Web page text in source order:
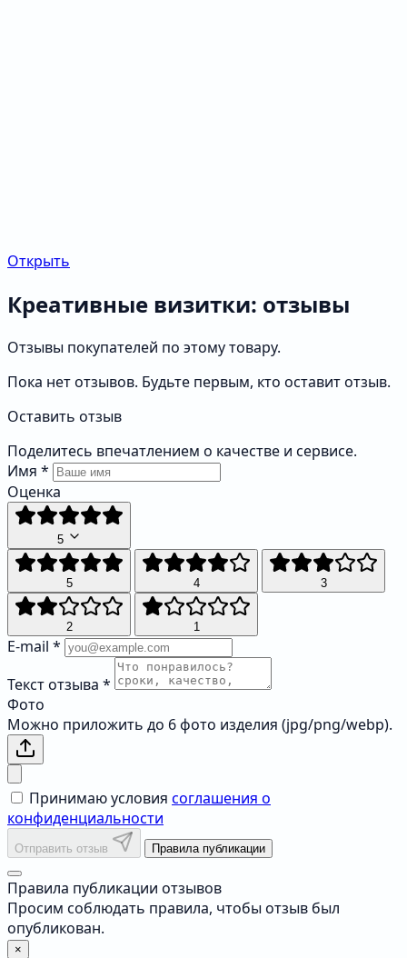
Открыть
Креативные визитки: отзывы
Отзывы покупателей по этому товару.
Пока нет отзывов. Будьте первым, кто оставит отзыв.
Оставить отзыв
Поделитесь впечатлением о качестве и сервисе.
Имя *
Оценка
5
5 4 3
2 1
E-mail *
Текст отзыва *
Фото
Можно приложить до 6 фото изделия (jpg/png/webp).
Принимаю условия соглашения о
конфиденциальности
Отправить отзыв Правила публикации
Правила публикации отзывов
Просим соблюдать правила, чтобы отзыв был
опубликован.
×